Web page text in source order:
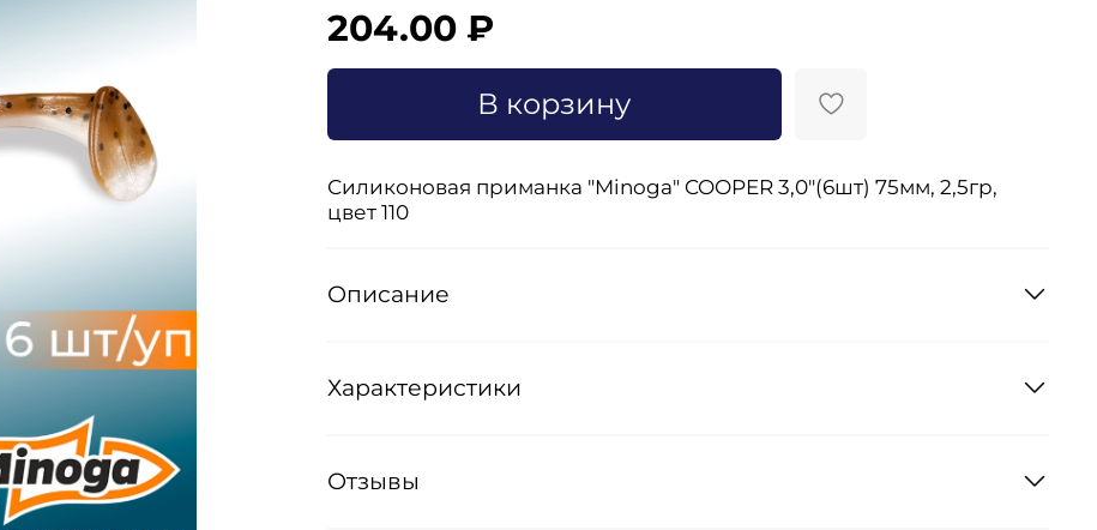
204.00 ₽
В корзину
Силиконовая приманка "Minoga" COOPER 3,0"(6шт) 75мм, 2,5гр,
цвет 110
Описание
Характеристики
Отзывы